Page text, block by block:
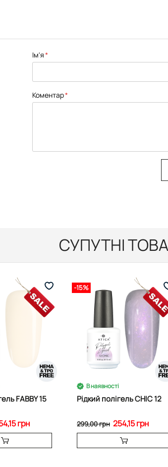
Ім'я
Коментар
СУПУТНІ
FABBY 15
грн
-15%
В наявності
Рідкий полігель CHIC 12
254,15 грн
299,00 грн